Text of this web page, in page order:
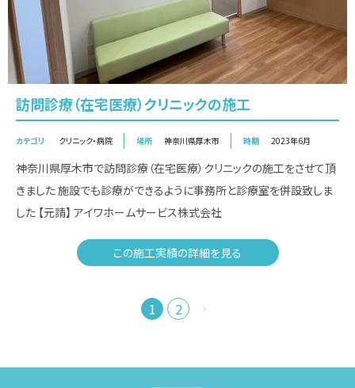
訪問診療（在宅医療）クリニックの施工
カテゴリ クリニック・病院 場所 神奈川県厚木市 時期 2023年6月
神奈川県厚木市で訪問診療（在宅医療）クリニックの施工をさせて頂
きました 施設でも診療ができるように事務所と診療室を併設致しま
した 【元請】 アイワホームサービス株式会社
この施工実績の詳細を見る
1 2